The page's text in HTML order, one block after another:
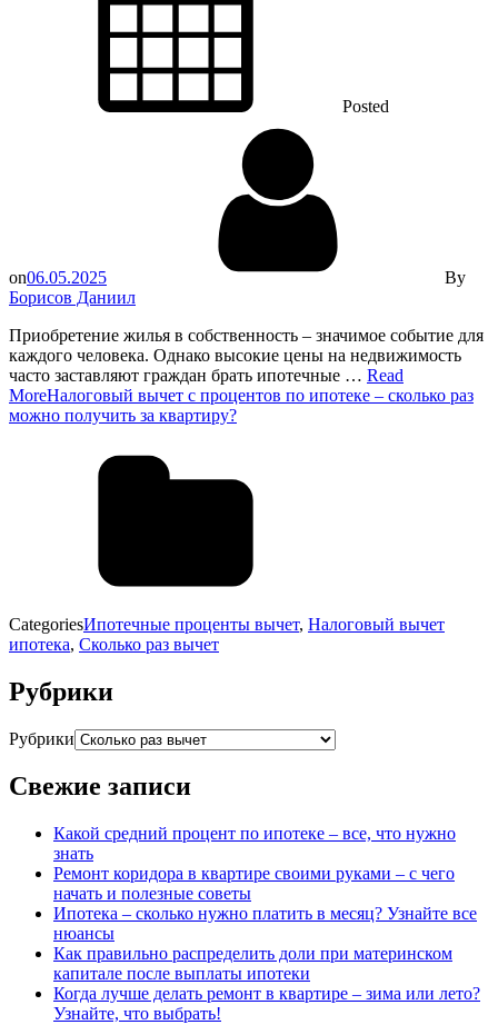
Posted
on06.05.2025
By
Борисов Даниил
Приобретение жилья в собственность – значимое событие для
каждого человека. Однако высокие цены на недвижимость
часто заставляют граждан брать ипотечные … Read
MoreНалоговый вычет с процентов по ипотеке – сколько раз
можно получить за квартиру?
CategoriesИпотечные проценты вычет, Налоговый вычет
ипотека, Сколько раз вычет
Рубрики
Рубрики
Свежие записи
Какой средний процент по ипотеке – все, что нужно
знать
Ремонт коридора в квартире своими руками – с чего
начать и полезные советы
Ипотека – сколько нужно платить в месяц? Узнайте все
нюансы
Как правильно распределить доли при материнском
капитале после выплаты ипотеки
Когда лучше делать ремонт в квартире – зима или лето?
Узнайте, что выбрать!